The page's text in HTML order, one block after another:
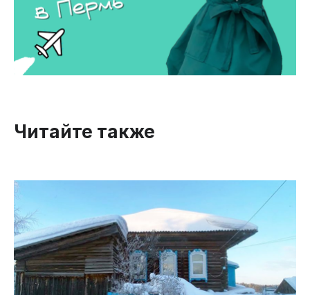
Читайте также